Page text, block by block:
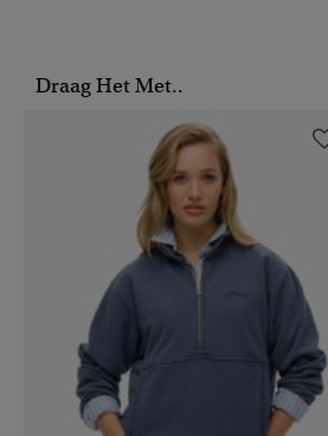
Draag Het Met..